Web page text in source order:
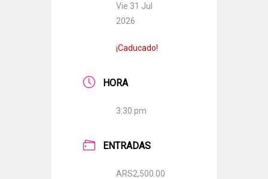
Vie 31 Jul
2026
¡Caducado!
HORA
3:30 pm
ENTRADAS
ARS2,500.00